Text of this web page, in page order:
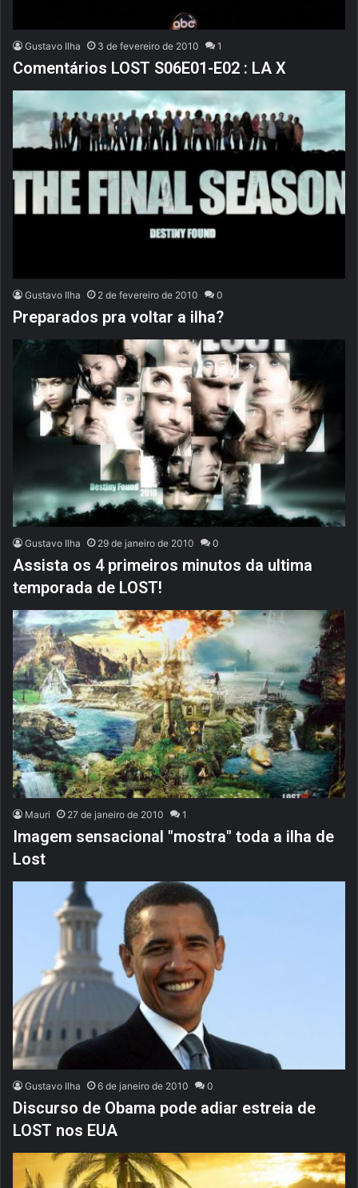
Gustavo Ilha 3 de fevereiro de 2010 1
Comentários LOST S06E01-E02 : LA X
Gustavo Ilha 2 de fevereiro de 2010 0
Preparados pra voltar a ilha?
Gustavo Ilha 29 de janeiro de 2010 0
Assista os 4 primeiros minutos da ultima
temporada de LOST!
Mauri 27 de janeiro de 2010 1
Imagem sensacional "mostra" toda a ilha de
Lost
Gustavo Ilha 6 de janeiro de 2010 0
Discurso de Obama pode adiar estreia de
LOST nos EUA